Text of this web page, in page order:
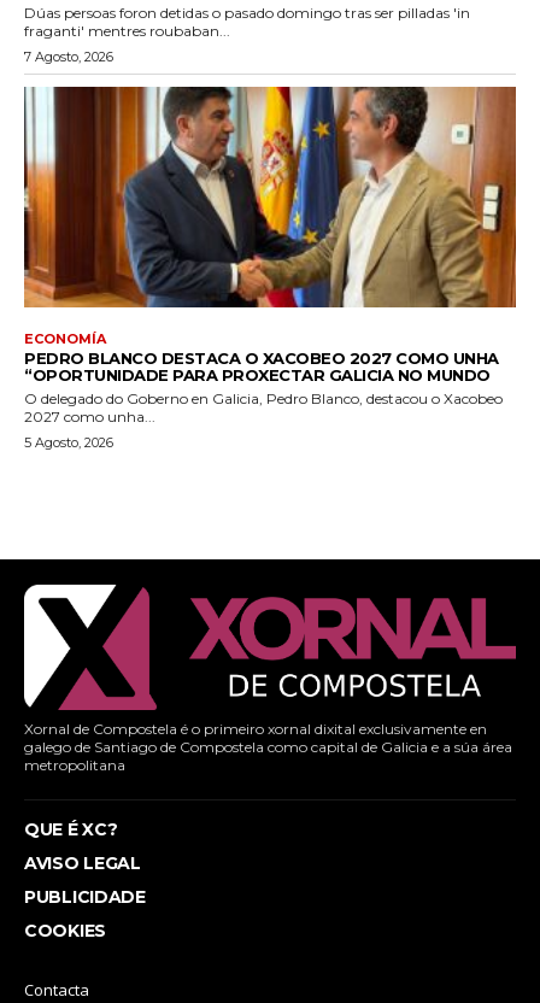
Dúas persoas foron detidas o pasado domingo tras ser pilladas 'in
fraganti' mentres roubaban...
7 Agosto, 2026
ECONOMÍA
PEDRO BLANCO DESTACA O XACOBEO 2027 COMO UNHA
“OPORTUNIDADE PARA PROXECTAR GALICIA NO MUNDO
O delegado do Goberno en Galicia, Pedro Blanco, destacou o Xacobeo
2027 como unha...
5 Agosto, 2026
Xornal de Compostela é o primeiro xornal dixital exclusivamente en
galego de Santiago de Compostela como capital de Galicia e a súa área
metropolitana
QUE É XC?
AVISO LEGAL
PUBLICIDADE
COOKIES
Contacta